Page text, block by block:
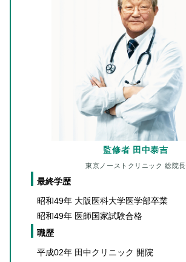
監修者 田中泰吉
東京ノーストクリニック 総院長
最終学歴
昭和49年 大阪医科大学医学部卒業
昭和49年 医師国家試験合格
職歴
平成02年 田中クリニック 開院